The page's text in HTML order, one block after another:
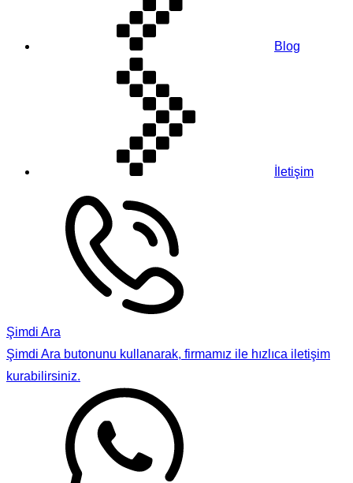
Blog
İletişim
Şimdi Ara
Şimdi Ara butonunu kullanarak, firmamız ile hızlıca iletişim
kurabilirsiniz.